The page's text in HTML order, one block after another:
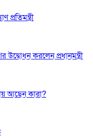
উদ্বোধন করলেন প্রধানমন্ত্রী
আছেন কারা?